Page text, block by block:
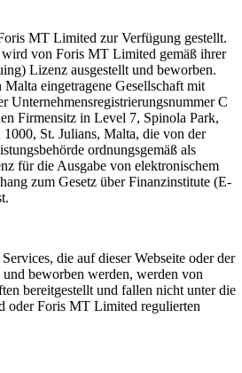
MT Limited zur Verfügung gestellt.
von Foris MT Limited gemäß ihrer
Lizenz ausgestellt und beworben.
eingetragene Gesellschaft mit
Unternehmensregistrierungsnummer C
Firmensitz in Level 7, Spinola Park,
St. Julians, Malta, die von der
ordnungsgemäß als
für die Ausgabe von elektronischem
zum Gesetz über Finanzinstitute (E-
die auf dieser Webseite oder der
beworben werden, werden von
bereitgestellt und fallen nicht unter die
Foris MT Limited regulierten